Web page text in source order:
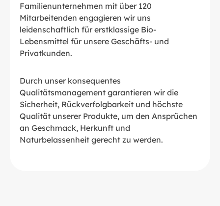
Familienunternehmen mit über 120
Mitarbeitenden engagieren wir uns
leidenschaftlich für erstklassige Bio-
Lebensmittel für unsere Geschäfts- und
Privatkunden.
Durch unser konsequentes
Qualitätsmanagement garantieren wir die
Sicherheit, Rückverfolgbarkeit und höchste
Qualität unserer Produkte, um den Ansprüchen
an Geschmack, Herkunft und
Naturbelassenheit gerecht zu werden.